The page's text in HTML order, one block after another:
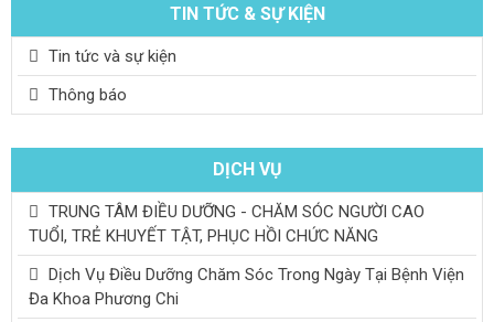
TIN TỨC & SỰ KIỆN
Tin tức và sự kiện
Thông báo
DỊCH VỤ
TRUNG TÂM ĐIỀU DƯỠNG - CHĂM SÓC NGƯỜI CAO
TUỔI, TRẺ KHUYẾT TẬT, PHỤC HỒI CHỨC NĂNG
Dịch Vụ Điều Dưỡng Chăm Sóc Trong Ngày Tại Bệnh Viện
Đa Khoa Phương Chi